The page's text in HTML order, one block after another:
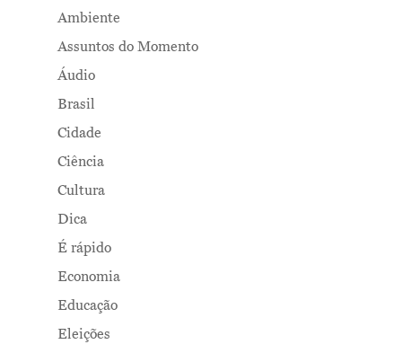
Ambiente
Assuntos do Momento
Áudio
Brasil
Cidade
Ciência
Cultura
Dica
É rápido
Economia
Educação
Eleições